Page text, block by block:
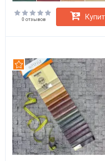
0 отзывов
Рекомендуем